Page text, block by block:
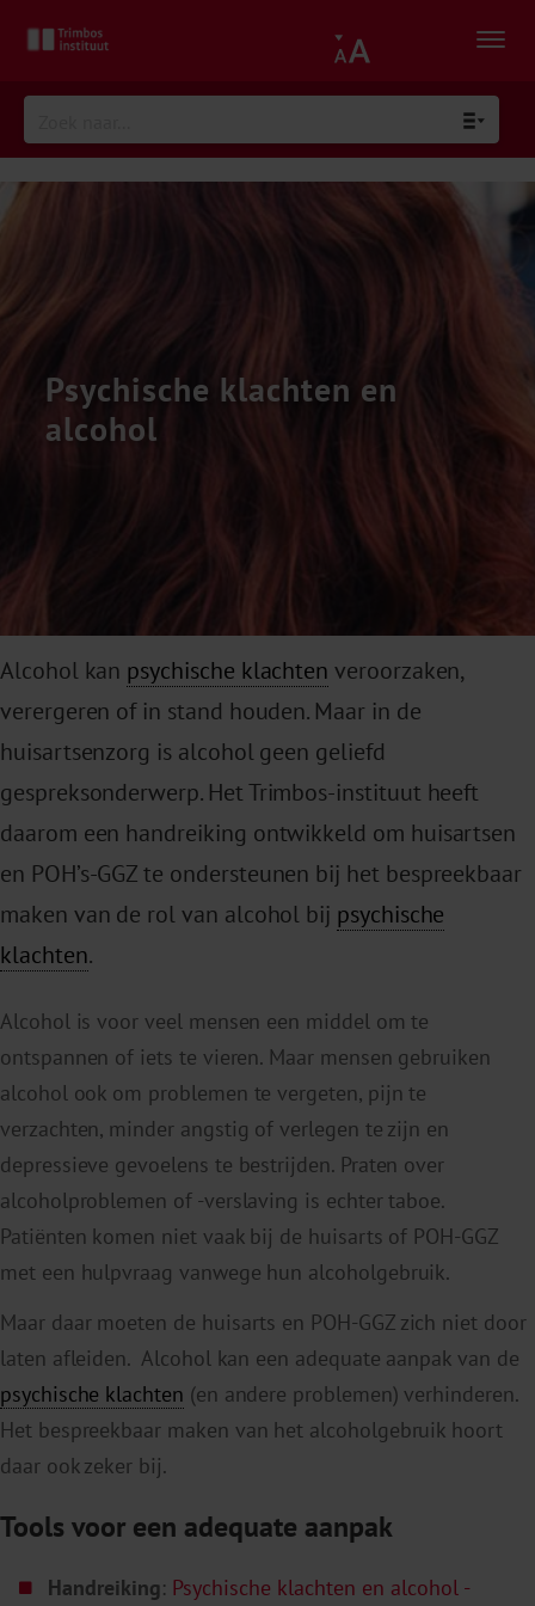
Psychische klachten en
alcohol
Alcohol kan psychische klachten veroorzaken,
verergeren of in stand houden. Maar in de
huisartsenzorg is alcohol geen geliefd
gespreksonderwerp. Het Trimbos-instituut heeft
daarom een handreiking ontwikkeld om huisartsen
en POH’s-GGZ te ondersteunen bij het bespreekbaar
maken van de rol van alcohol bij psychische
klachten.
Alcohol is voor veel mensen een middel om te
ontspannen of iets te vieren. Maar mensen gebruiken
alcohol ook om problemen te vergeten, pijn te
verzachten, minder angstig of verlegen te zijn en
depressieve gevoelens te bestrijden. Praten over
alcoholproblemen of -verslaving is echter taboe.
Patiënten komen niet vaak bij de huisarts of POH-GGZ
met een hulpvraag vanwege hun alcoholgebruik.
Maar daar moeten de huisarts en POH-GGZ zich niet door
laten afleiden. Alcohol kan een adequate aanpak van de
psychische klachten (en andere problemen) verhinderen.
Het bespreekbaar maken van het alcoholgebruik hoort
daar ook zeker bij.
Tools voor een adequate aanpak
Handreiking: Psychische klachten en alcohol -